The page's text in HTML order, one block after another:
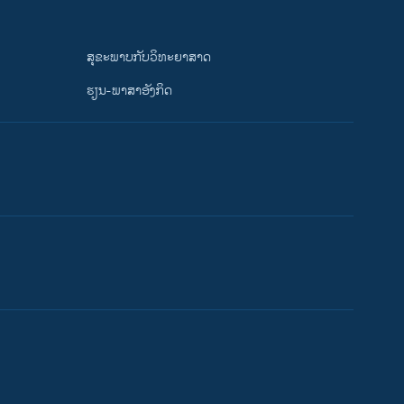
ສຸຂະພາບກັບວິທະຍາສາດ
ຮຽນ-ພາສາອັງກິດ